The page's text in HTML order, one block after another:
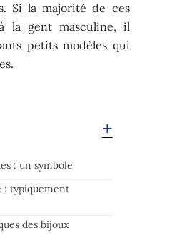
Si la majorité de ces
la gent masculine, il
petits modèles qui
: un symbole
: typiquement
des bijoux